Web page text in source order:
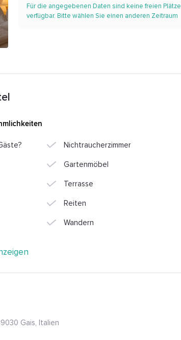
Für die angegebenen Daten sind keine freien Plätze
verfügbar. Bitte wählen Sie einen anderen Zeitraum
Nichtraucherzimmer
Gartenmöbel
Terrasse
Reiten
Wandern
Gais, Italien